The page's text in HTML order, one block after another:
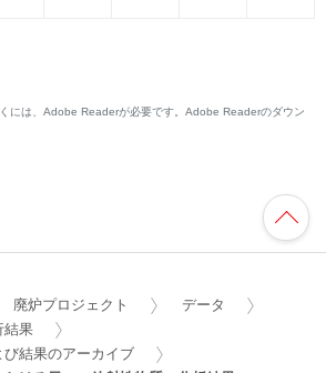
には、Adobe Readerが必要です。Adobe Readerのダウン
廃炉プロジェクト
データ
結果
結果のアーカイブ